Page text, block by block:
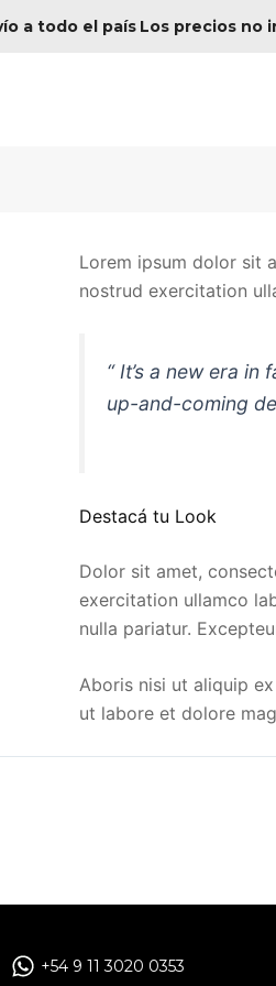
a todo el paísLos precios no
Lorem ipsum dolor sit
nostrud exercitation
“ It’s a new era
up-and-coming
Destacá tu Look
Dolor sit amet,
exercitation ullamco
nulla pariatur.
Aboris nisi ut aliquip
ut labore et dolore
+54 9 11 3020 0353